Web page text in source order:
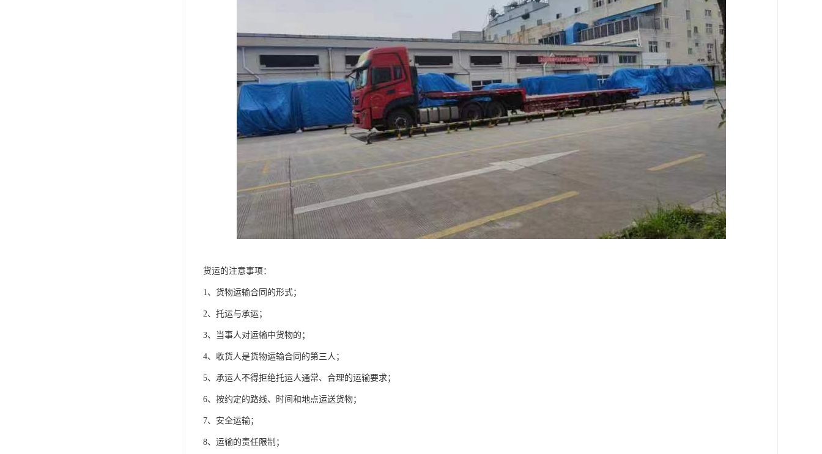
货运的注意事项：
1、货物运输合同的形式；
2、托运与承运；
3、当事人对运输中货物的；
4、收货人是货物运输合同的第三人；
5、承运人不得拒绝托运人通常、合理的运输要求；
6、按约定的路线、时间和地点运送货物；
7、安全运输；
8、运输的责任限制；